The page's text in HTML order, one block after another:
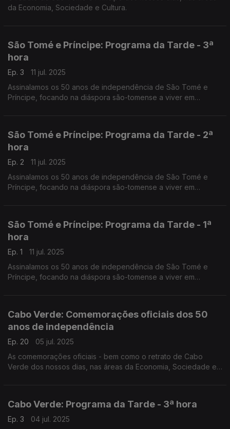
da Economia, Sociedade e Cultura.
São Tomé e Príncipe: Programa da Tarde - 3ª
hora
Ep. 3
11 jul. 2025
Assinalamos os 50 anos de independência de São Tomé e
Príncipe, focando na diáspora são-tomense a viver em
São Tomé e Príncipe: Programa da Tarde - 2ª
hora
Ep. 2
11 jul. 2025
Assinalamos os 50 anos de independência de São Tomé e
Príncipe, focando na diáspora são-tomense a viver em
São Tomé e Príncipe: Programa da Tarde - 1ª
hora
Ep. 1
11 jul. 2025
Assinalamos os 50 anos de independência de São Tomé e
Príncipe, focando na diáspora são-tomense a viver em
Cabo Verde: Comemorações oficiais dos 50
anos de independência
Ep. 20
05 jul. 2025
As comemorações oficiais - bem como o retrato de Cabo
Verde dos nossos dias, nas áreas da Economia, Sociedade e
Cabo Verde: Programa da Tarde - 3ª hora
Ep. 3
04 jul. 2025